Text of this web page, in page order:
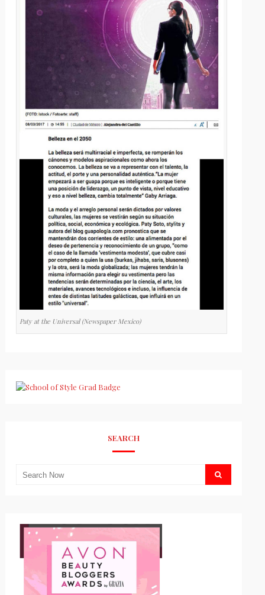
Paty at the Universal (Newspaper Mexico)
SEARCH